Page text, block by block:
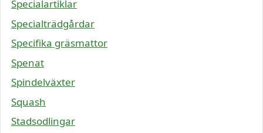
Specialartiklar
Specialträdgårdar
Specifika gräsmattor
Spenat
Spindelväxter
Squash
Stadsodlingar